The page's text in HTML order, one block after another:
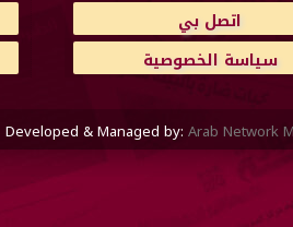
اتصل بي
سياسة الخصوصية
& Managed by: Arab Network